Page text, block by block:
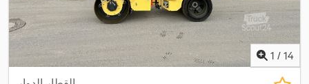
1 / 14